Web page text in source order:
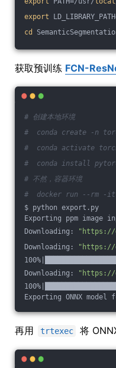
export
cd
获取预训练 FCN-
# 创建本地环境
#  conda create -n
#  conda activate
#  conda install
# 不然，容器环境
#  docker run --rm -
$ python export.py
Exporting ppm image
Downloading:
"https://
Downloading:
"https://
Downloading:
"https://
Exporting ONNX model
再用 trtexec 将